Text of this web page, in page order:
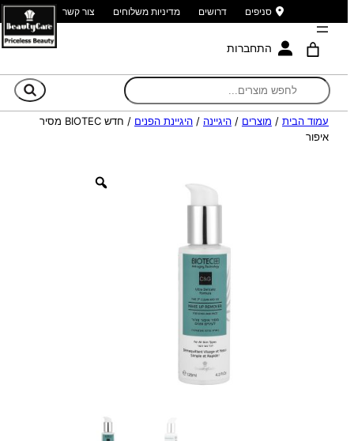
סניפים דרושים מדיניות משלוחים צור קשר
התחברות
עמוד הבית / מוצרים / היגיינה / היגיינת הפנים
/ חדש BIOTEC מסיר
איפור